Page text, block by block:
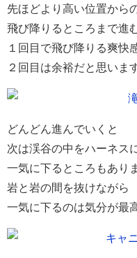
先ほどより高い位置から
飛び降りるところまで進
１回目で飛び降りる爽快
２回目は余裕だと思いま
どんどん進んでいくと
次は渓谷の中をハーネス
一気に下るところもあり
岩と岩の間を抜けながら
一気に下るのは気分が最